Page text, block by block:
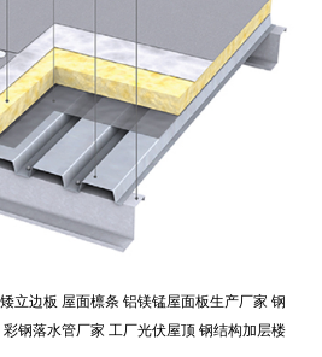
矮立边板 屋面檩条 铝镁锰屋面板生产厂家 钢
彩钢落水管厂家 工厂光伏屋顶 钢结构加层楼